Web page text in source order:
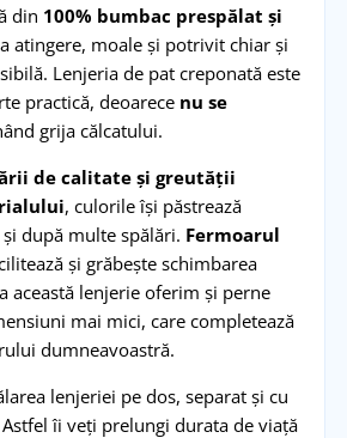
din 100% bumbac prespălat și
atingere, moale și potrivit chiar și
Lenjeria de pat creponată este
practică, deoarece nu se
grija călcatului.
de calitate și greutății
, culorile își păstrează
după multe spălări. Fermoarul
și grăbește schimbarea
această lenjerie oferim și perne
mai mici, care completează
dumneavoastră.
lenjeriei pe dos, separat și cu
îi veți prelungi durata de viață